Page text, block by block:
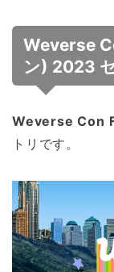
Weverse
ン) 2023
Weverse Con
トリです。